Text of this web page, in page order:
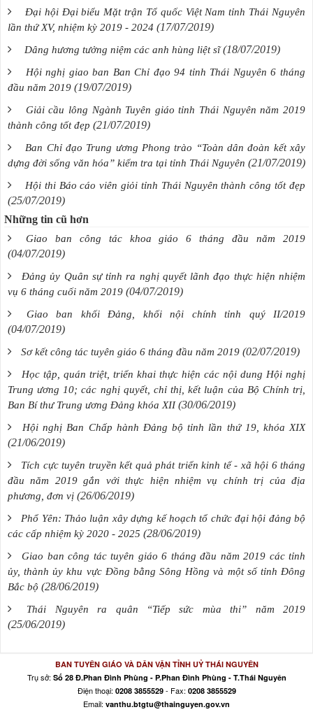
Đại hội Đại biểu Mặt trận Tổ quốc Việt Nam tỉnh Thái Nguyên
lần thứ XV, nhiệm kỳ 2019 - 2024 (17/07/2019)
Dâng hương tưởng niệm các anh hùng liệt sĩ (18/07/2019)
Hội nghị giao ban Ban Chỉ đạo 94 tỉnh Thái Nguyên 6 tháng
đầu năm 2019 (19/07/2019)
Giải cầu lông Ngành Tuyên giáo tỉnh Thái Nguyên năm 2019
thành công tốt đẹp (21/07/2019)
Ban Chỉ đạo Trung ương Phong trào “Toàn dân đoàn kết xây
dựng đời sống văn hóa” kiểm tra tại tỉnh Thái Nguyên (21/07/2019)
Hội thi Báo cáo viên giỏi tỉnh Thái Nguyên thành công tốt đẹp
(25/07/2019)
Những tin cũ hơn
Giao ban công tác khoa giáo 6 tháng đầu năm 2019
(04/07/2019)
Đảng ủy Quân sự tỉnh ra nghị quyết lãnh đạo thực hiện nhiệm
vụ 6 tháng cuối năm 2019 (04/07/2019)
Giao ban khối Đảng, khối nội chính tỉnh quý II/2019
(04/07/2019)
Sơ kết công tác tuyên giáo 6 tháng đầu năm 2019 (02/07/2019)
Học tập, quán triệt, triển khai thực hiện các nội dung Hội nghị
Trung ương 10; các nghị quyết, chỉ thị, kết luận của Bộ Chính trị,
Ban Bí thư Trung ương Đảng khóa XII (30/06/2019)
Hội nghị Ban Chấp hành Đảng bộ tỉnh lần thứ 19, khóa XIX
(21/06/2019)
Tích cực tuyên truyền kết quả phát triển kinh tế - xã hội 6 tháng
đầu năm 2019 gắn với thực hiện nhiệm vụ chính trị của địa
phương, đơn vị (26/06/2019)
Phổ Yên: Thảo luận xây dựng kế hoạch tổ chức đại hội đảng bộ
các cấp nhiệm kỳ 2020 - 2025 (28/06/2019)
Giao ban công tác tuyên giáo 6 tháng đầu năm 2019 các tỉnh
ủy, thành ủy khu vực Đồng bằng Sông Hồng và một số tỉnh Đông
Bắc bộ (28/06/2019)
Thái Nguyên ra quân “Tiếp sức mùa thi” năm 2019
(25/06/2019)
BAN TUYÊN GIÁO VÀ DÂN VẬN TỈNH UỶ THÁI NGUYÊN
Trụ sở: Số 28 Đ.Phan Đình Phùng - P.Phan Đình Phùng - T.Thái Nguyên
Điện thoại: 0208 3855529- Fax: 0208 3855529
Email: vanthu.btgtu@thainguyen.gov.vn